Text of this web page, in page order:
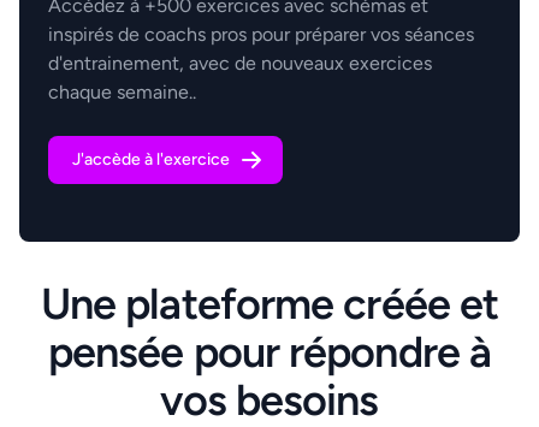
Accédez à +500 exercices avec schémas et
inspirés de coachs pros pour préparer vos séances
d'entrainement, avec de nouveaux exercices
chaque semaine..
J'accède à l'exercice
Une plateforme créée et
pensée pour répondre à
vos besoins